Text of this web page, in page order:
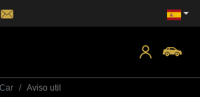
Aviso util